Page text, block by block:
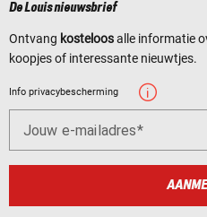
De Louis nieuwsbrief
Ontvang kosteloosalle informatie
koopjes of interessante nieuwtjes.
Info privacybescherming
Jouw e-mailadres